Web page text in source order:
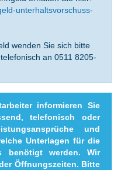
unterhaltsvorschuss-
wenden Sie sich bitte
an 0511 8205-
informieren Sie
telefonisch oder
und
Unterlagen für die
benötigt werden. Wir
Öffnungszeiten. Bitte